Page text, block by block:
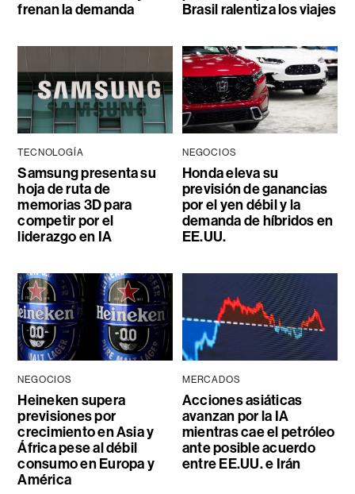
frenan la demanda
Brasil ralentiza los viajes
TECNOLOGÍA
Samsung presenta su
hoja de ruta de
memorias 3D para
competir por el
liderazgo en IA
NEGOCIOS
Honda eleva su
previsión de ganancias
por el yen débil y la
demanda de híbridos en
EE.UU.
NEGOCIOS
Heineken supera
previsiones por
crecimiento en Asia y
África pese al débil
consumo en Europa y
América
MERCADOS
Acciones asiáticas
avanzan por la IA
mientras cae el petróleo
ante posible acuerdo
entre EE.UU. e Irán